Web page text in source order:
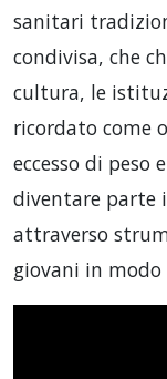
sanitari
condivisa, che
cultura, le
ricordato come
eccesso di peso
diventare parte
attraverso
giovani in modo